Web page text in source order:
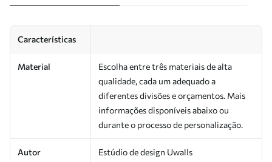
Características
Material
Escolha entre três materiais de alta
qualidade, cada um adequado a
diferentes divisões e orçamentos. Mais
informações disponíveis abaixo ou
durante o processo de personalização.
Autor Estúdio de design Uwalls